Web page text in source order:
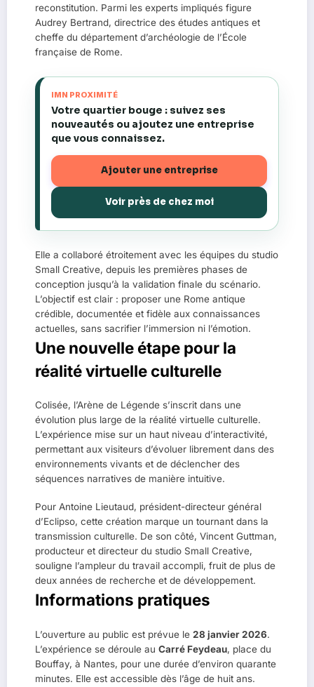
reconstitution. Parmi les experts impliqués figure
Audrey Bertrand, directrice des études antiques et
cheffe du département d’archéologie de l’École
française de Rome.
IMN PROXIMITÉ
Votre quartier bouge : suivez ses
nouveautés ou ajoutez une entreprise
que vous connaissez.
Ajouter une entreprise
Voir près de chez moi
Elle a collaboré étroitement avec les équipes du studio
Small Creative, depuis les premières phases de
conception jusqu’à la validation finale du scénario.
L’objectif est clair : proposer une Rome antique
crédible, documentée et fidèle aux connaissances
actuelles, sans sacrifier l’immersion ni l’émotion.
Une nouvelle étape pour la
réalité virtuelle culturelle
Colisée, l’Arène de Légende s’inscrit dans une
évolution plus large de la réalité virtuelle culturelle.
L’expérience mise sur un haut niveau d’interactivité,
permettant aux visiteurs d’évoluer librement dans des
environnements vivants et de déclencher des
séquences narratives de manière intuitive.
Pour Antoine Lieutaud, président-directeur général
d’Eclipso, cette création marque un tournant dans la
transmission culturelle. De son côté, Vincent Guttman,
producteur et directeur du studio Small Creative,
souligne l’ampleur du travail accompli, fruit de plus de
deux années de recherche et de développement.
Informations pratiques
L’ouverture au public est prévue le 28 janvier 2026.
L’expérience se déroule au Carré Feydeau, place du
Bouffay, à Nantes, pour une durée d’environ quarante
minutes. Elle est accessible dès l’âge de huit ans.